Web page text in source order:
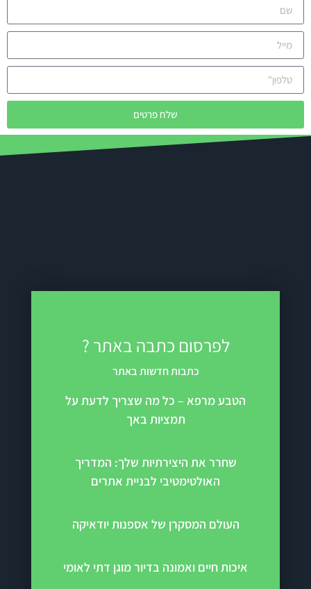
שלח פרטים
לפרסום כתבה באתר ?
כתבות חדשות באתר
הטבע מרפא – כל מה שצריך לדעת על
תמציות באך
שחרר את היצירתיות שלך: המדריך
האולטימטיבי לבניית אתרים
העולם המסקרן של אספנות יודאיקה
איכות חיים ואמונה בדיור מוגן דתי לאומי